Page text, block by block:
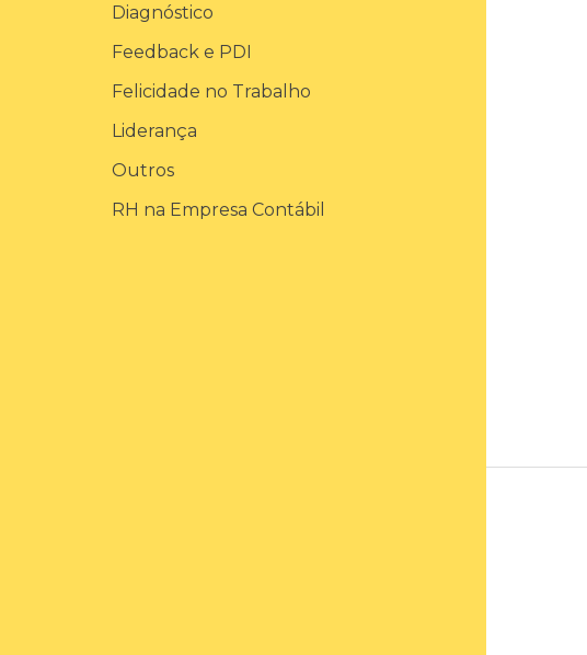
p
o
r
:
Diagnóstico
Feedback e PDI
Felicidade no Trabalho
Liderança
Outros
RH na Empresa Contábil